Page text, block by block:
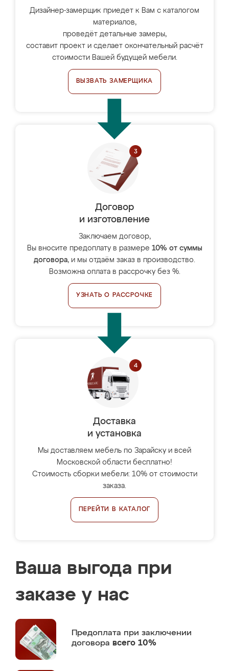
Дизайнер-замерщик приедет к Вам с каталогом
материалов,
проведёт детальные замеры,
составит проект и сделает окончательный расчёт
стоимости Вашей будущей мебели.
ВЫЗВАТЬ ЗАМЕРЩИКА
Договор
и изготовление
Заключаем договор,
Вы вносите предоплату в размере 10% от суммы
договора, и мы отдаём заказ в производство.
Возможна оплата в рассрочку без %.
УЗНАТЬ О РАССРОЧКЕ
Доставка
и установка
Мы доставляем мебель по Зарайску и всей
Московской области бесплатно!
Стоимость сборки мебели: 10% от стоимости
заказа.
ПЕРЕЙТИ В КАТАЛОГ
Ваша выгода при
заказе у нас
Предоплата при заключении
договора всего 10%